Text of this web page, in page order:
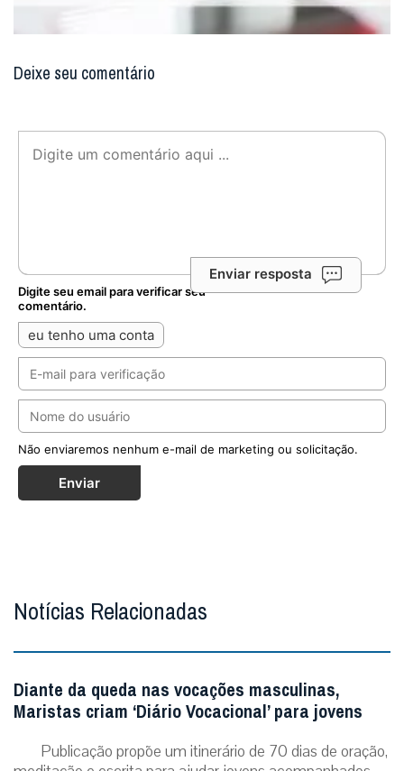
Deixe seu comentário
Enviar resposta
Digite seu email para verificar seu
comentário.
eu tenho uma conta
Não enviaremos nenhum e-mail de marketing ou solicitação.
Enviar
Notícias Relacionadas
Diante da queda nas vocações masculinas,
Maristas criam ‘Diário Vocacional’ para jovens
Publicação propõe um itinerário de 70 dias de oração,